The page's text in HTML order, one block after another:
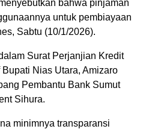
bahwa pinjaman
untuk pembiayaan
Sabtu (10/1/2026).
Surat Perjanjian Kredit
Nias Utara, Amizaro
Pembantu Bank Sumut
Sihura.
minimnya transparansi